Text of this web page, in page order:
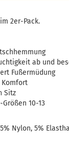
2er-Pack.
ab und
Fußermüdung
Sitz
10-13
Nylon, 5%